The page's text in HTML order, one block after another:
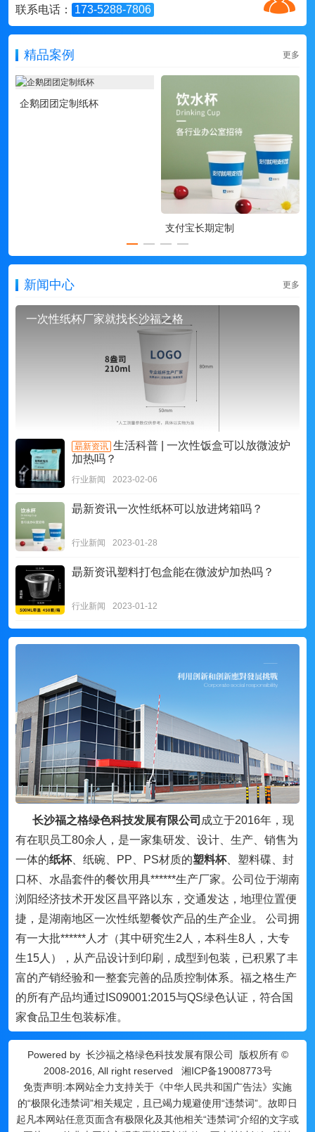
联系电话：
173-5288-7806
精品案例 更多
企鹅团团定制纸杯
支付宝长期定制
新闻中心 更多
一次性纸杯厂家就找长沙福之格
朂新资讯 生活科普 | 一次性饭盒可以放微波炉
加热吗？
行业新闻 2023-02-06
朂新资讯一次性纸杯可以放进烤箱吗？
行业新闻 2023-01-28
朂新资讯塑料打包盒能在微波炉加热吗？
行业新闻 2023-01-12
长沙福之格绿色科技发展有限公司 成立于2016年，现
有在职员工80余人，是一家集研发、设计、生产、销售为
一体的纸杯、纸碗、PP、PS材质的塑料杯、塑料碟、封
口杯、水晶套件的餐饮用具******生产厂家。公司位于湖南
浏阳经济技术开发区昌平路以东，交通发达，地理位置便
捷，是湖南地区一次性纸塑餐饮产品的生产企业。 公司拥
有一大批******人才（其中研究生2人，本科生8人，大专
生15人），从产品设计到印刷，成型到包装，已积累了丰
富的产销经验和一整套完善的品质控制体系。福之格生产
的所有产品均通过IS09001:2015与QS绿色认证，符合国
家食品卫生包装标准。
Powered by 长沙福之格绿色科技发展有限公司
版权所有 ©
2008-2016, All right reserved 湘ICP备19008773号
免责声明:本网站全力支持关于《中华人民共和国广告法》实施
的“极限化违禁词”相关规定，且已竭力规避使用“违禁词”。故即日
起凡本网站任意页面含有极限化及其他相关“违禁词”介绍的文字或